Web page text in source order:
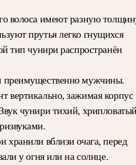
волоса имеют разную
прутья легко гнущихся
тип чунири распространён
преимущественно мужчины.
вертикально, зажимая корпус
чунири тихий,
хранили вблизи очага, перед
у огня или на солнце.